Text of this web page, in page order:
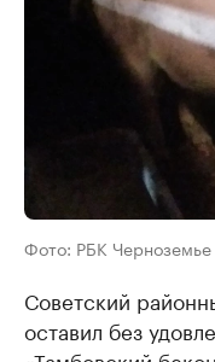
Фото: РБК Черноземье
Советский
оставил без